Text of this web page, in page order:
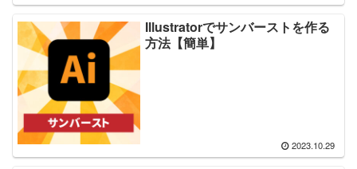
Illustratorでサンバーストを作る
方法【簡単】
2023.10.29